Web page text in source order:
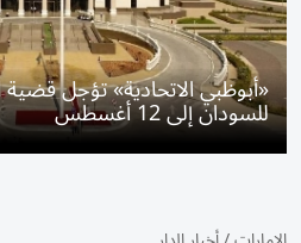
«أبوظبي الاتحادية» تؤجل
للسودان إلى 12 أغسطس